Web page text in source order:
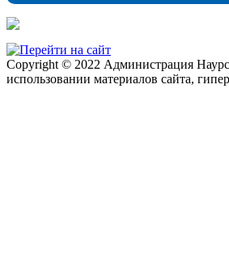
Copyright © 2022 Администрация
использовании материалов сайта,